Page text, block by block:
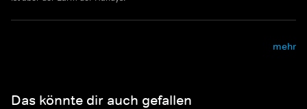
mehr
Das könnte dir auch gefallen